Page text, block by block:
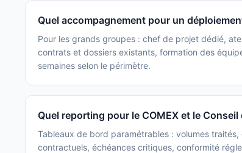
Quel accompagnement pour un
Pour les grands groupes : chef de projet dédié,
contrats et dossiers existants, formation des
semaines selon le périmètre.
Quel reporting pour le COMEX et le
Tableaux de bord paramétrables : volumes
contractuels, échéances critiques, conformité